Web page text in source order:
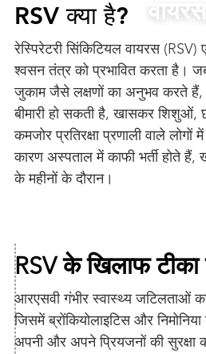
RSV क्या है?
रेस्पिरेटरी सिंकिटियल वायरस (RSV)
श्वसन तंत्र को प्रभावित करता है।
जुकाम जैसे लक्षणों का अनुभव करते हैं,
बीमारी हो सकती है, खासकर शिशुओं,
कमजोर प्रतिरक्षा प्रणाली वाले
कारण अस्पताल में काफी भर्ती होते
के महीनों के दौरान।
RSV के खिलाफ टीका
आरएसवी गंभीर स्वास्थ्य जटिलताओं
जिसमें ब्रोंकियोलाइटिस और
अपनी और अपने प्रियजनों की सुरक्षा